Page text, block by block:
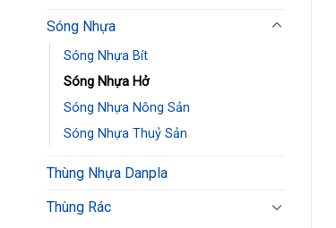
Sóng Nhựa
Sóng Nhựa Bít
Sóng Nhựa Hở
Sóng Nhựa Nông Sản
Sóng Nhựa Thuỷ Sản
Thùng Nhựa Danpla
Thùng Rác